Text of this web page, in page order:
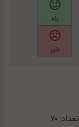
بله
خیر
۷۰